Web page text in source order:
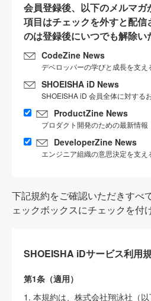
会員登録後、以下のメルマ
項目はチェックを外すと配信
のは登録後にいつでも解除い
CodeZine News
デベロッパーの学びと成長を支え
SHOEISHA iD News
SHOEISHA iD 会員全体に対する
ProductZine News
プロダクト開発のための最新情報
DeveloperZine News
エンジニア組織の意思決定を支え
下記規約をご確認いただきすべ
ェックボックスにチェックを付
SHOEISHA iDサービス利用
第1条（適用）
1. 本規約は、株式会社翔泳社（以